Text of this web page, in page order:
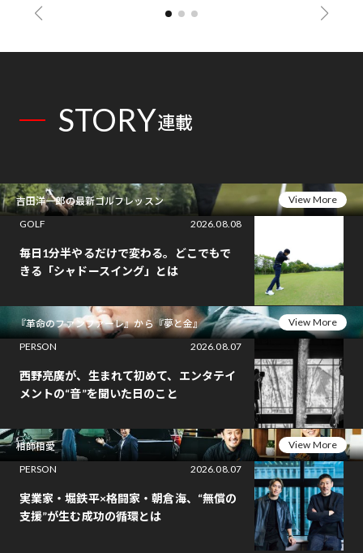
STORY連載
吉田洋一郎の最新ゴルフレッスン
View More
GOLF
2026.08.08
毎日1分半やるだけで変わる。どこでもで
きる「シャドースイング」とは
『革命のファンファーレ』から『夢と金』
View More
PERSON
2026.08.07
西野亮廣が、生まれて初めて、エンタテイ
メントの“音”を聞いた日のこと
相師相愛
View More
PERSON
2026.08.07
実業家・堀鉄平×格闘家・朝倉海、“無償の
支援”が生む成功の循環とは